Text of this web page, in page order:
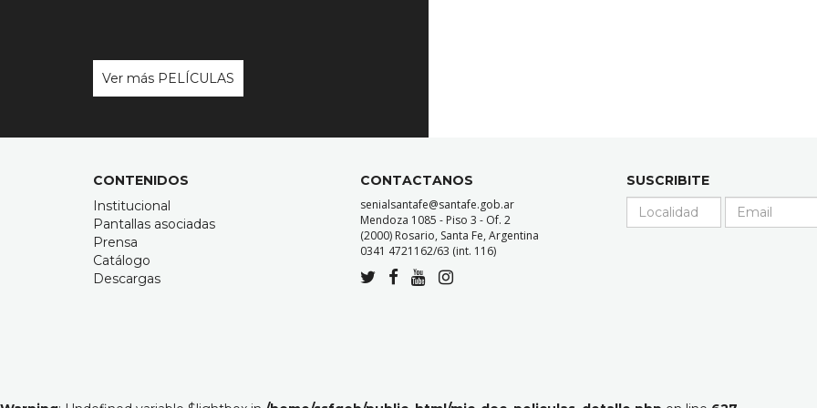
Ver más PELÍCULAS
CONTENIDOS
Institucional
Pantallas asociadas
Prensa
Catálogo
Descargas
CONTACTANOS
senialsantafe@santafe.gob.ar
Mendoza 1085 - Piso 3 - Of. 2
(2000) Rosario, Santa Fe, Argentina
0341 4721162/63 (int. 116)
SUSCRIBITE